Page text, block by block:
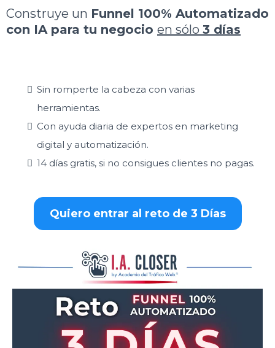
Construye un Funnel 100% Automatizado
con IA para tu negocio en sólo 3 días
Sin romperte la cabeza con varias
herramientas.
Con ayuda diaria de expertos en marketing
digital y automatización.
14 días gratis, si no consigues clientes no pagas.
Quiero entrar al reto de 3 Días